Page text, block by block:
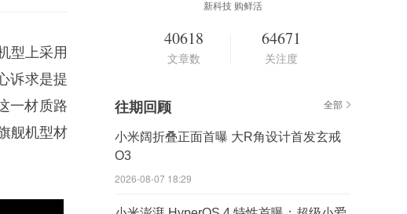
型上采用
诉求是提
一材质路
舰机型材
新科技 购鲜活
40618
文章数
64671
关注度
往期回顾 全部
小米阔折叠正面首曝 大R角设计首发玄戒
O3
2026-08-07 18:29